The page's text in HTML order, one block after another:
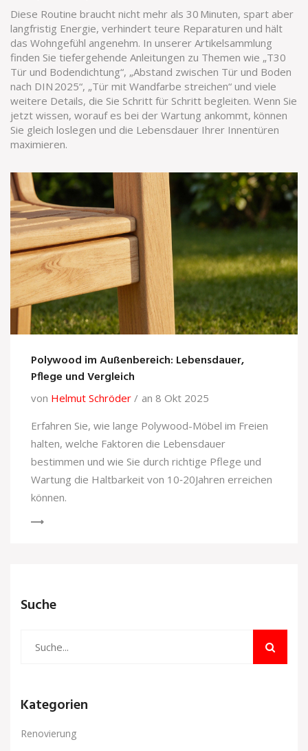
Diese Routine braucht nicht mehr als 30 Minuten, spart aber
langfristig Energie, verhindert teure Reparaturen und hält
das Wohngefühl angenehm. In unserer Artikelsammlung
finden Sie tiefergehende Anleitungen zu Themen wie „T30
Tür und Bodendichtung“, „Abstand zwischen Tür und Boden
nach DIN 2025“, „Tür mit Wandfarbe streichen“ und viele
weitere Details, die Sie Schritt für Schritt begleiten. Wenn Sie
jetzt wissen, worauf es bei der Wartung ankommt, können
Sie gleich loslegen und die Lebensdauer Ihrer Innentüren
maximieren.
Polywood im Außenbereich: Lebensdauer,
Pflege und Vergleich
von Helmut Schröder
an 8 Okt 2025
Erfahren Sie, wie lange Polywood-Möbel im Freien
halten, welche Faktoren die Lebensdauer
bestimmen und wie Sie durch richtige Pflege und
Wartung die Haltbarkeit von 10‑20Jahren erreichen
können.
Suche
Kategorien
Renovierung